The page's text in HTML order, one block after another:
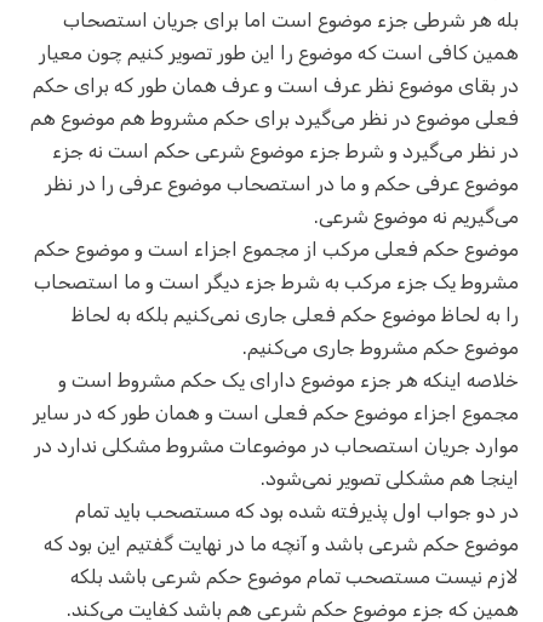
بله هر شرطی جزء موضوع است اما برای جریان استصحاب
همین کافی است که موضوع را این طور تصویر کنیم چون معیار
در بقای موضوع نظر عرف است و عرف همان طور که برای حکم
فعلی موضوع در نظر می‌گیرد برای حکم مشروط هم موضوع هم
در نظر می‌گیرد و شرط جزء موضوع شرعی حکم است نه جزء
موضوع عرفی حکم و ما در استصحاب موضوع عرفی را در نظر
می‌گیریم نه موضوع شرعی.
موضوع حکم فعلی مرکب از مجموع اجزاء است و موضوع حکم
مشروط یک جزء مرکب به شرط جزء دیگر است و ما استصحاب
را به لحاظ موضوع حکم فعلی جاری نمی‌کنیم بلکه به لحاظ
موضوع حکم مشروط جاری می‌کنیم.
خلاصه اینکه هر جزء موضوع دارای یک حکم مشروط است و
مجموع اجزاء موضوع حکم فعلی است و همان طور که در سایر
موارد جریان استصحاب در موضوعات مشروط مشکلی ندارد در
اینجا هم مشکلی تصویر نمی‌شود.
در دو جواب اول پذیرفته شده بود که مستصحب باید تمام
موضوع حکم شرعی باشد و آنچه ما در نهایت گفتیم این بود که
لازم نیست مستصحب تمام موضوع حکم شرعی باشد بلکه
همین که جزء موضوع حکم شرعی هم باشد کفایت می‌کند.